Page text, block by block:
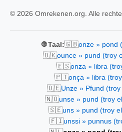
© 2026 Omrekenen.org. Alle
🌐 Taal:🇬🇧onze » pond
🇩🇰ounce » pund (troy
🇪🇸onza » libra
🇵🇹onça » libra
🇩🇪Unze » Pfund
🇳🇴unse » pund (troy
🇸🇪uns » pund (troy
🇫🇮unssi » punnus